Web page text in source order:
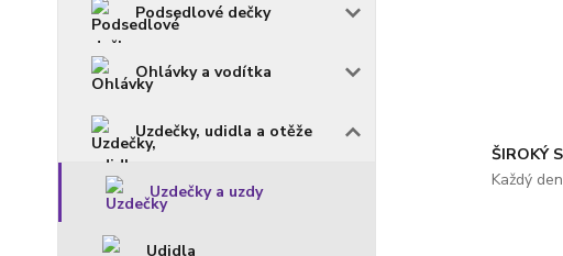
Podsedlové dečky
Ohlávky a vodítka
Uzdečky, udidla a otěže
Uzdečky a uzdy
Udidla
ŠIROKÝ
Každý